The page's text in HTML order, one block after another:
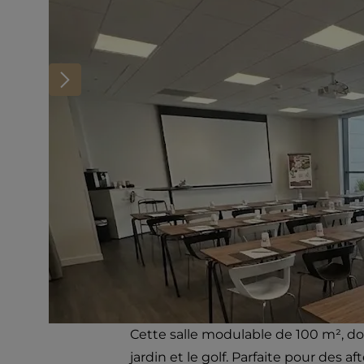
Cette salle modulable de 100 m²,
jardin et le golf. Parfaite pour des